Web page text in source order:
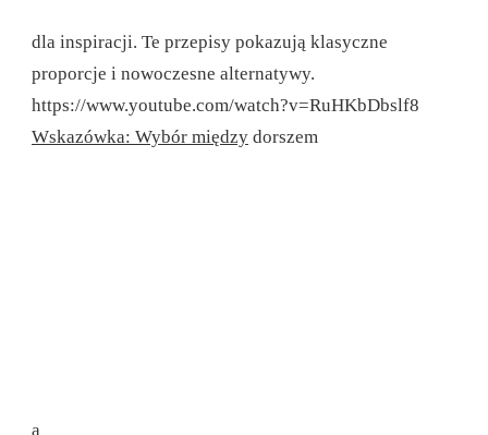
dla inspiracji. Te przepisy pokazują klasyczne
proporcje i nowoczesne alternatywy.
https://www.youtube.com/watch?v=RuHKbDbslf8
Wskazówka: Wybór między dorszem
a